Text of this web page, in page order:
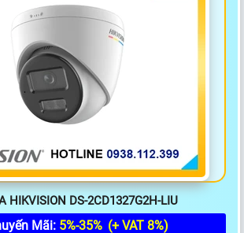
HIKVISION DS-2CD1327G2H-LIU
Mãi: 5%-35% (+ VAT 8%)